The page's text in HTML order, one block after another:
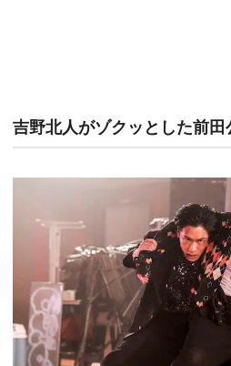
吉野北人がゾクッとした前